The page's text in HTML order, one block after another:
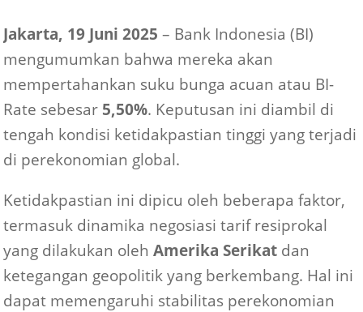
Jakarta, 19 Juni 2025 – Bank Indonesia (BI)
mengumumkan bahwa mereka akan
mempertahankan suku bunga acuan atau BI-
Rate sebesar 5,50%. Keputusan ini diambil di
tengah kondisi ketidakpastian tinggi yang terjadi
di perekonomian global.
Ketidakpastian ini dipicu oleh beberapa faktor,
termasuk dinamika negosiasi tarif resiprokal
yang dilakukan olehAmerika Serikat dan
ketegangan geopolitik yang berkembang. Hal ini
dapat memengaruhi stabilitas perekonomian